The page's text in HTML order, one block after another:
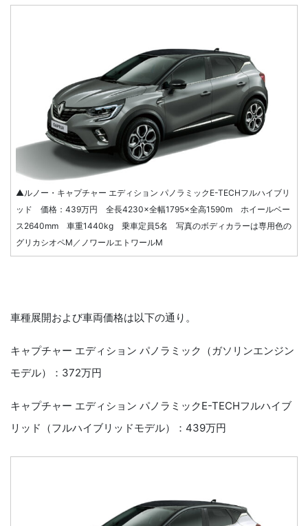
▲ルノー・キャプチャー エディション パノラミックE-TECHフルハイブリ
ッド 価格：439万円 全長4230×全幅1795×全高1590m ホイールベー
ス2640mm 車重1440kg 乗車定員5名 写真のボディカラーは専用色の
グリカシオペM／ノワールエトワールM
車種展開および車両価格は以下の通り。
キャプチャー エディション パノラミック（ガソリンエンジン
モデル）：372万円
キャプチャー エディション パノラミックE-TECHフルハイブ
リッド（フルハイブリッドモデル）：439万円